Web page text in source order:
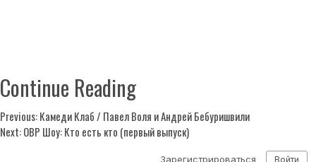
Continue Reading
Previous:Камеди Клаб / Павел Воля и Андрей Бебуришвили
Next:ОВР Шоу: Кто есть кто (первый выпуск)